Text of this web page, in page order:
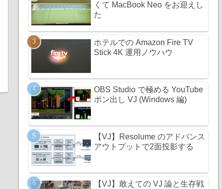
くて MacBook Neo をお迎えし
た
ホテルでの Amazon Fire TV
Stick 4K 運用ノウハウ
OBS Studio で極める YouTube
ポン出し VJ (Windows 編)
【VJ】Resolume のアドバンス
アウトプットで2面投影する
【VJ】敢えての VJ 論と生存戦